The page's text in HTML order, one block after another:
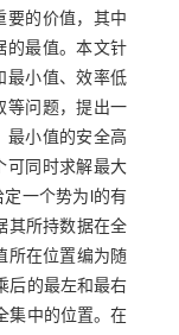
要的价值，其中
的最值。本文针
最小值、效率低
等问题，提出一
最小值的安全高
可同时求解最大
一个势为l的有
其所持数据在全
所在位置编为随
后的最左和最右
集中的位置。在